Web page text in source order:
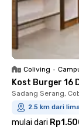
Coliving •
Kost Burger 16
Sadang Serang,
2.5 km dari
mulai dari